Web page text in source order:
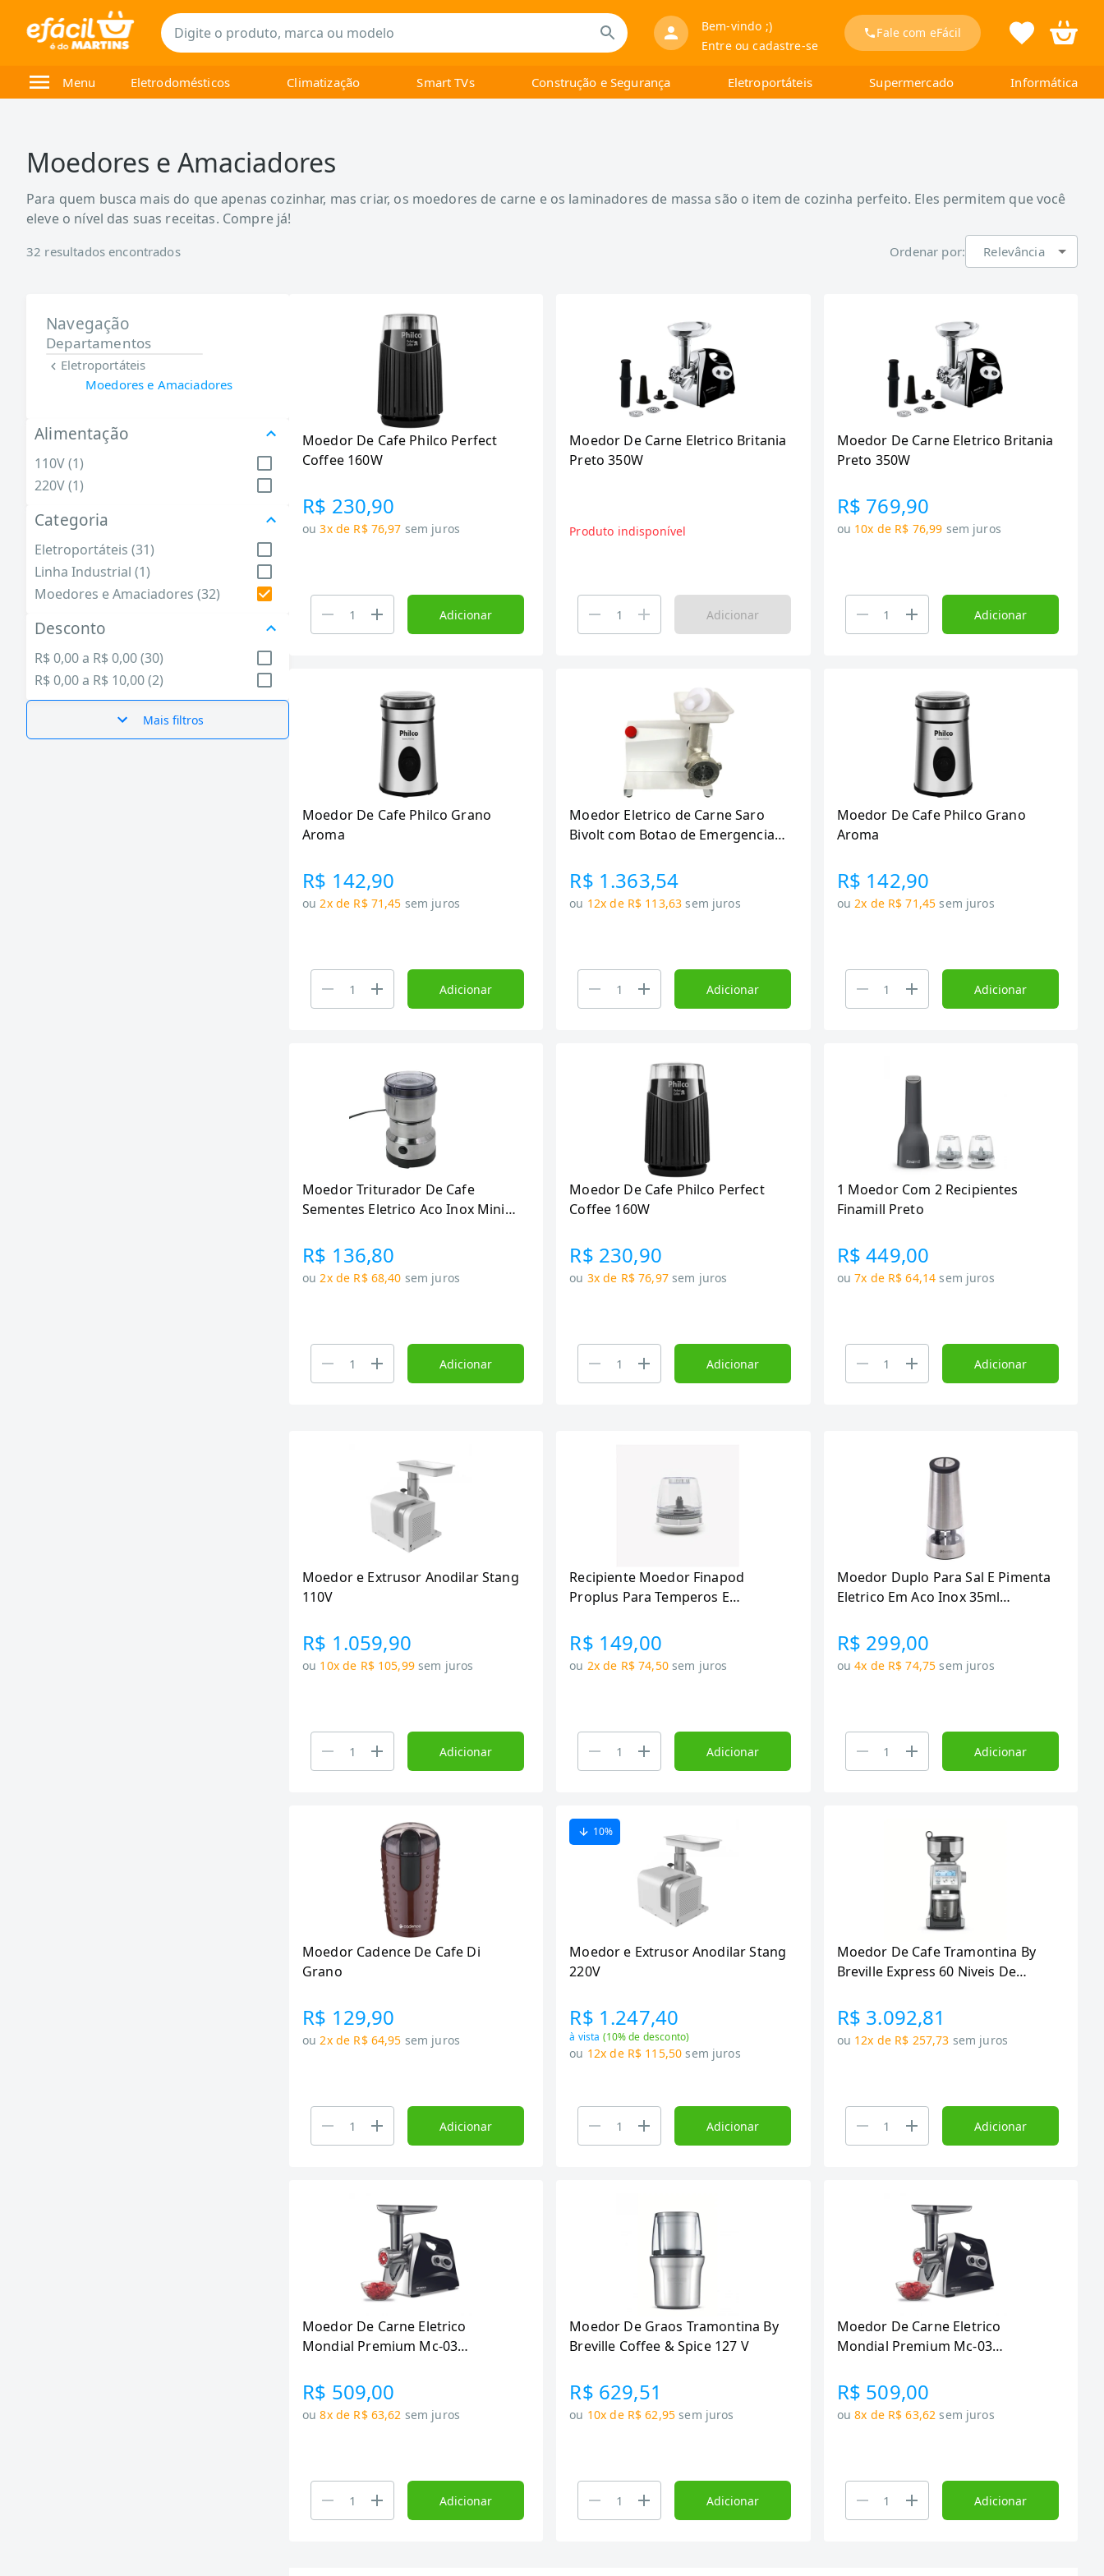
Bem-vindo ;)
Entre ou cadastre-se
Fale com eFácil
Menu Eletrodomésticos Climatização Smart TVs Construção e Segurança Eletroportáteis Supermercado Informática
Moedores e Amaciadores
Para quem busca mais do que apenas cozinhar, mas criar, os moedores de carne e os laminadores de massa são o item de cozinha perfeito. Eles permitem que você
eleve o nível das suas receitas. Compre já!
32 resultados encontrados Ordenar por: Relevância
Navegação
Departamentos
Eletroportáteis
Moedores e Amaciadores
Alimentação
110V (1)
220V (1)
Categoria
Eletroportáteis (31)
Linha Industrial (1)
Moedores e Amaciadores (32)
Desconto
R$ 0,00 a R$ 0,00 (30)
R$ 0,00 a R$ 10,00 (2)
Mais filtros
Moedor De Cafe Philco Perfect
Coffee 160W
R$ 230,90
ou 3x de R$ 76,97 sem juros
Adicionar
Moedor De Carne Eletrico Britania
Preto 350W
Produto indisponível
Adicionar
Moedor De Carne Eletrico Britania
Preto 350W
R$ 769,90
ou 10x de R$ 76,99 sem juros
Adicionar
Moedor De Cafe Philco Grano
Aroma
R$ 142,90
ou 2x de R$ 71,45 sem juros
Adicionar
Moedor Eletrico de Carne Saro
Bivolt com Botao de Emergencia
R$ 1.363,54
ou 12x de R$ 113,63 sem juros
Adicionar
Moedor De Cafe Philco Grano
Aroma
R$ 142,90
ou 2x de R$ 71,45 sem juros
Adicionar
Moedor Triturador De Cafe
Sementes Eletrico Aco Inox Mini
R$ 136,80
ou 2x de R$ 68,40 sem juros
Adicionar
Moedor De Cafe Philco Perfect
Coffee 160W
R$ 230,90
ou 3x de R$ 76,97 sem juros
Adicionar
1 Moedor Com 2 Recipientes
Finamill Preto
R$ 449,00
ou 7x de R$ 64,14 sem juros
Adicionar
Moedor e Extrusor Anodilar Stang
110V
R$ 1.059,90
ou 10x de R$ 105,99 sem juros
Adicionar
Recipiente Moedor Finapod
Proplus Para Temperos E
R$ 149,00
ou 2x de R$ 74,50 sem juros
Adicionar
Moedor Duplo Para Sal E Pimenta
Eletrico Em Aco Inox 35ml
R$ 299,00
ou 4x de R$ 74,75 sem juros
Adicionar
Moedor Cadence De Cafe Di
Grano
R$ 129,90
ou 2x de R$ 64,95 sem juros
Adicionar
10%
Moedor e Extrusor Anodilar Stang
220V
R$ 1.247,40
à vista (10% de desconto)
ou 12x de R$ 115,50 sem juros
Adicionar
Moedor De Cafe Tramontina By
Breville Express 60 Niveis De
R$ 3.092,81
ou 12x de R$ 257,73 sem juros
Adicionar
Moedor De Carne Eletrico
Mondial Premium Mc-03
R$ 509,00
ou 8x de R$ 63,62 sem juros
Adicionar
Moedor De Graos Tramontina By
Breville Coffee & Spice 127 V
R$ 629,51
ou 10x de R$ 62,95 sem juros
Adicionar
Moedor De Carne Eletrico
Mondial Premium Mc-03
R$ 509,00
ou 8x de R$ 63,62 sem juros
Adicionar